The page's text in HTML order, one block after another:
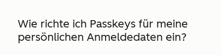
Wie richte ich Passkeys für meine
persönlichen Anmeldedaten ein?